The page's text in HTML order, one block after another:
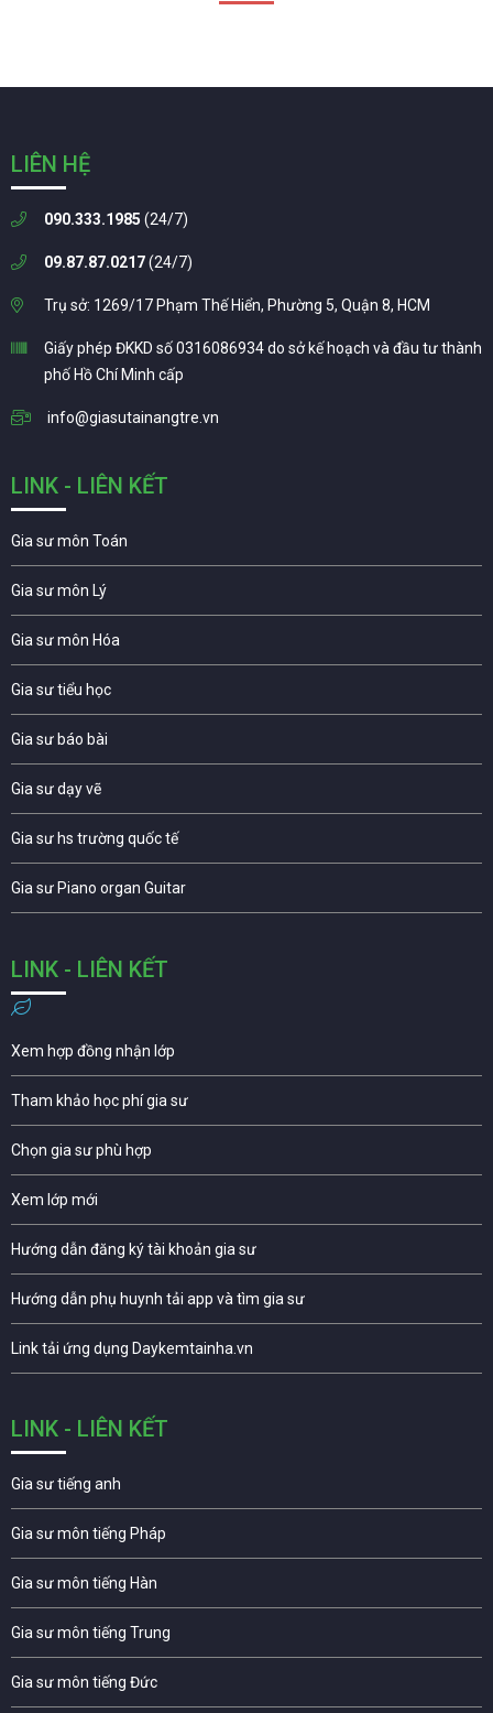
LIÊN HỆ
090.333.1985 (24/7)
09.87.87.0217(24/7)
Trụ sở: 1269/17 Phạm Thế Hiển, Phường 5, Quận 8, HCM
Giấy phép ĐKKD số 0316086934 do sở kế hoạch và đầu tư thành
phố Hồ Chí Minh cấp
info@giasutainangtre.vn
LINK - LIÊN KẾT
Gia sư môn Toán
Gia sư môn Lý
Gia sư môn Hóa
Gia sư tiểu học
Gia sư báo bài
Gia sư dạy vẽ
Gia sư hs trường quốc tế
Gia sư Piano organ Guitar
LINK - LIÊN KẾT
Xem hợp đồng nhận lớp
Tham khảo học phí gia sư
Chọn gia sư phù hợp
Xem lớp mới
Hướng dẫn đăng ký tài khoản gia sư
Hướng dẫn phụ huynh tải app và tìm gia sư
Link tải ứng dụng Daykemtainha.vn
LINK - LIÊN KẾT
Gia sư tiếng anh
Gia sư môn tiếng Pháp
Gia sư môn tiếng Hàn
Gia sư môn tiếng Trung
Gia sư môn tiếng Đức